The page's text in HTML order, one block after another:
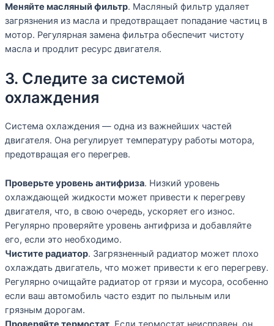
Меняйте масляный фильтр. Масляный фильтр удаляет
загрязнения из масла и предотвращает попадание частиц в
мотор. Регулярная замена фильтра обеспечит чистоту
масла и продлит ресурс двигателя.
3. Следите за системой
охлаждения
Система охлаждения — одна из важнейших частей
двигателя. Она регулирует температуру работы мотора,
предотвращая его перегрев.
Проверьте уровень антифриза. Низкий уровень
охлаждающей жидкости может привести к перегреву
двигателя, что, в свою очередь, ускоряет его износ.
Регулярно проверяйте уровень антифриза и добавляйте
его, если это необходимо.
Чистите радиатор. Загрязненный радиатор может плохо
охлаждать двигатель, что может привести к его перегреву.
Регулярно очищайте радиатор от грязи и мусора, особенно
если ваш автомобиль часто ездит по пыльным или
грязным дорогам.